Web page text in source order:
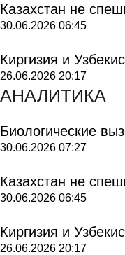
Казахстан не
30.06.2026 06:45
Киргизия и
26.06.2026 20:17
АНАЛИТИКА
Биологические
30.06.2026 07:27
Казахстан не
30.06.2026 06:45
Киргизия и
26.06.2026 20:17